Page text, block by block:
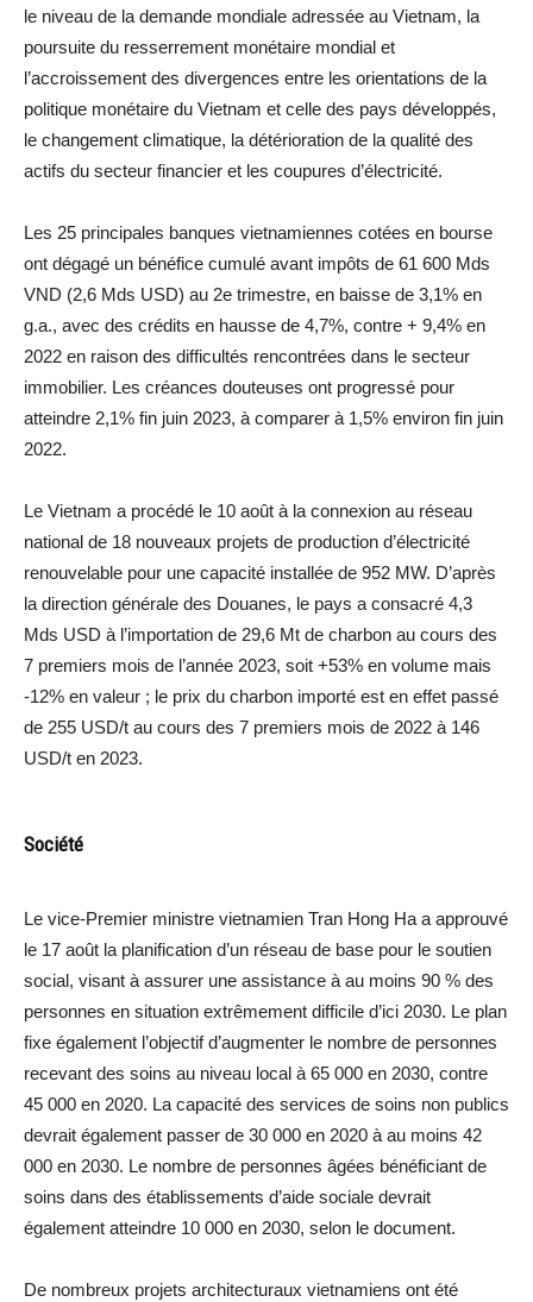
le niveau de la demande mondiale adressée au Vietnam, la
poursuite du resserrement monétaire mondial et
l’accroissement des divergences entre les orientations de la
politique monétaire du Vietnam et celle des pays développés,
le changement climatique, la détérioration de la qualité des
actifs du secteur financier et les coupures d’électricité.
Les 25 principales banques vietnamiennes cotées en bourse
ont dégagé un bénéfice cumulé avant impôts de 61 600 Mds
VND (2,6 Mds USD) au 2e trimestre, en baisse de 3,1% en
g.a., avec des crédits en hausse de 4,7%, contre + 9,4% en
2022 en raison des difficultés rencontrées dans le secteur
immobilier. Les créances douteuses ont progressé pour
atteindre 2,1% fin juin 2023, à comparer à 1,5% environ fin juin
2022.
Le Vietnam a procédé le 10 août à la connexion au réseau
national de 18 nouveaux projets de production d’électricité
renouvelable pour une capacité installée de 952 MW. D’après
la direction générale des Douanes, le pays a consacré 4,3
Mds USD à l’importation de 29,6 Mt de charbon au cours des
7 premiers mois de l’année 2023, soit +53% en volume mais
-12% en valeur ; le prix du charbon importé est en effet passé
de 255 USD/t au cours des 7 premiers mois de 2022 à 146
USD/t en 2023.
Société
Le vice-Premier ministre vietnamien Tran Hong Ha a approuvé
le 17 août la planification d’un réseau de base pour le soutien
social, visant à assurer une assistance à au moins 90 % des
personnes en situation extrêmement difficile d’ici 2030. Le plan
fixe également l’objectif d’augmenter le nombre de personnes
recevant des soins au niveau local à 65 000 en 2030, contre
45 000 en 2020. La capacité des services de soins non publics
devrait également passer de 30 000 en 2020 à au moins 42
000 en 2030. Le nombre de personnes âgées bénéficiant de
soins dans des établissements d’aide sociale devrait
également atteindre 10 000 en 2030, selon le document.
De nombreux projets architecturaux vietnamiens ont été